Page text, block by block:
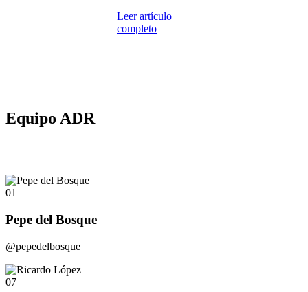
Leer artículo
completo
Equipo ADR
01
Pepe del Bosque
@pepedelbosque
07